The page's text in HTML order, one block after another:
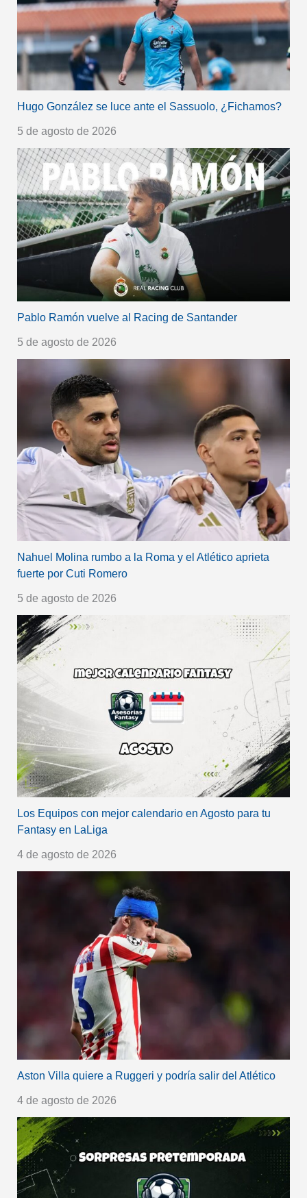
Hugo González se luce ante el Sassuolo, ¿Fichamos?
5 de agosto de 2026
Pablo Ramón vuelve al Racing de Santander
5 de agosto de 2026
Nahuel Molina rumbo a la Roma y el Atlético aprieta
fuerte por Cuti Romero
5 de agosto de 2026
Los Equipos con mejor calendario en Agosto para tu
Fantasy en LaLiga
4 de agosto de 2026
Aston Villa quiere a Ruggeri y podría salir del Atlético
4 de agosto de 2026